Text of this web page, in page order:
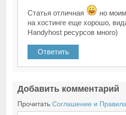
Статья отличная
но
на хостинге еще хорошо,
Handyhost ресурсов много)
Ответить
Добавить комментарий
ПрочитатьСоглашение и